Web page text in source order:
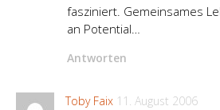
fasziniert. Gemeinsames
an Potential…
Antworten
Toby Faix 11. August 2006